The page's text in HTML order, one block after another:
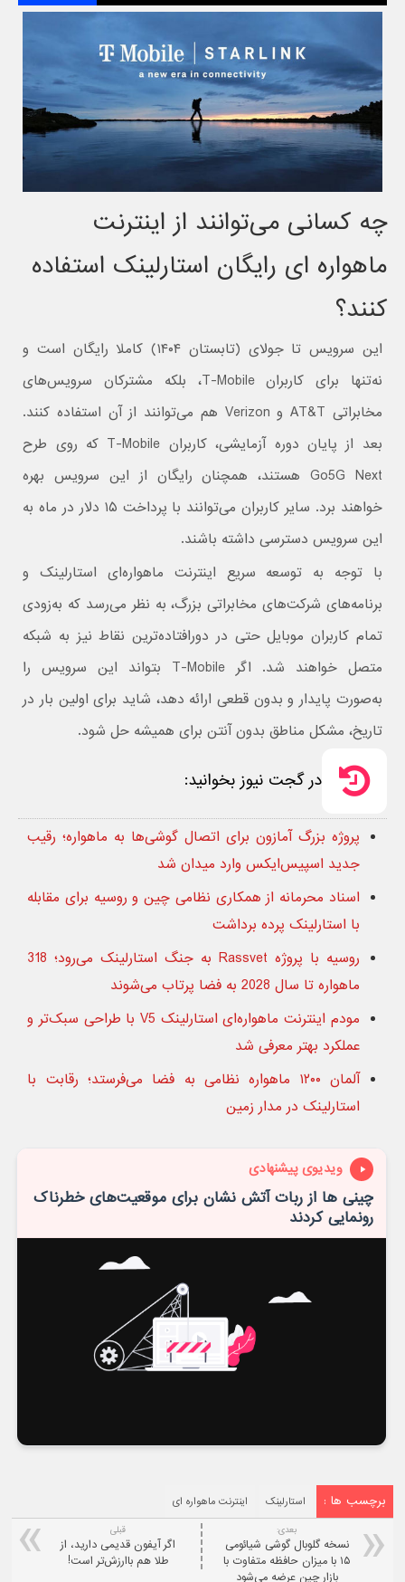
چه کسانی می‌توانند از اینترنت
ماهواره ای رایگان استارلینک استفاده
کنند؟
این سرویس تا جولای (تابستان ۱۴۰۴) کاملا رایگان است و
نه‌تنها برای کاربران T-Mobile، بلکه مشترکان سرویس‌های
مخابراتی AT&T و Verizon هم می‌توانند از آن استفاده کنند.
بعد از پایان دوره آزمایشی، کاربران T-Mobile که روی طرح
Go5G Next هستند، همچنان رایگان از این سرویس بهره
خواهند برد. سایر کاربران می‌توانند با پرداخت ۱۵ دلار در ماه به
این سرویس دسترسی داشته باشند.
با توجه به توسعه سریع اینترنت ماهواره‌ای استارلینک و
برنامه‌های شرکت‌های مخابراتی بزرگ، به نظر می‌رسد که به‌زودی
تمام کاربران موبایل حتی در دورافتاده‌ترین نقاط نیز به شبکه
متصل خواهند شد. اگر T-Mobile بتواند این سرویس را
به‌صورت پایدار و بدون قطعی ارائه دهد، شاید برای اولین بار در
تاریخ، مشکل مناطق بدون آنتن برای همیشه حل شود.
در گجت نیوز بخوانید:
پروژه بزرگ آمازون برای اتصال گوشی‌ها به ماهواره؛ رقیب
جدید اسپیس‌ایکس وارد میدان شد
اسناد محرمانه از همکاری نظامی چین و روسیه برای مقابله
با استارلینک پرده برداشت
روسیه با پروژه Rassvet به جنگ استارلینک می‌رود؛ 318
ماهواره تا سال 2028 به فضا پرتاب می‌شوند
مودم اینترنت ماهواره‌ای استارلینک V5 با طراحی سبک‌تر و
عملکرد بهتر معرفی شد
آلمان ۱۲۰۰ ماهواره نظامی به فضا می‌فرستد؛ رقابت با
استارلینک در مدار زمین
ویدیوی پیشنهادی
چینی ها از ربات آتش نشان برای موقعیت‌های خطرناک
رونمایی کردند
برچسب ها : استارلینک اینترنت ماهواره ای
قبلی
اگر آیفون قدیمی دارید، از
طلا هم باارزش‌تر است!
بعدی:
نسخه گلوبال گوشی شیائومی
۱۵ با میزان حافظه متفاوت با
بازار چین عرضه می‌شود